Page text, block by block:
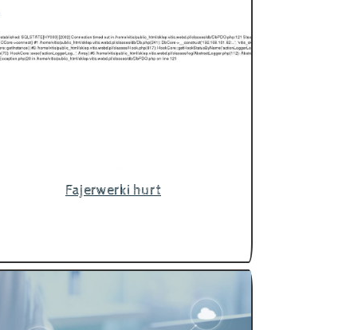
Fajerwerki hurt